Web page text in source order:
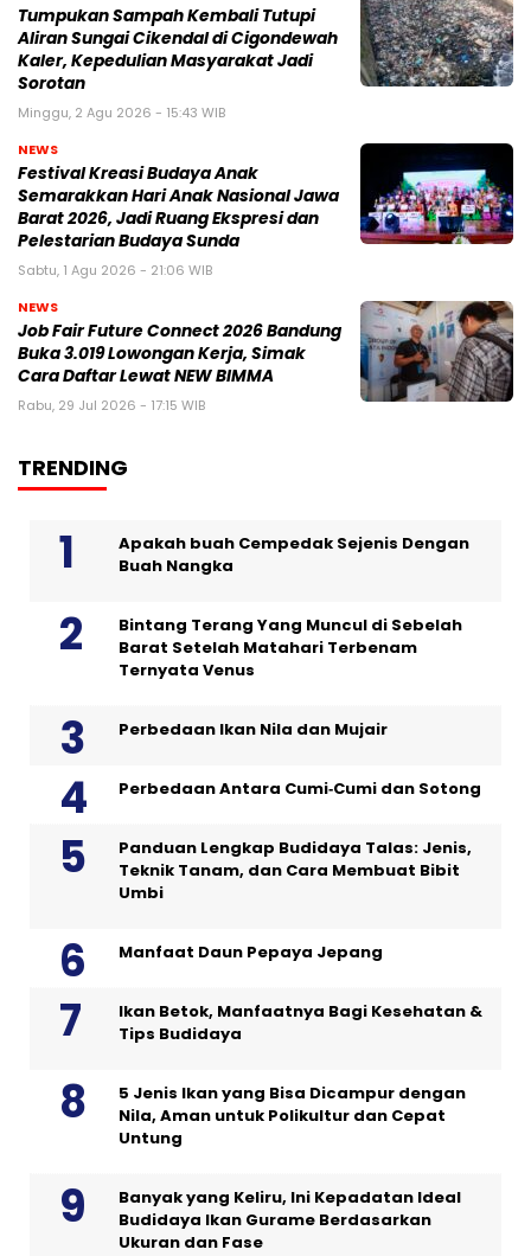
Tumpukan Sampah Kembali Tutupi
Aliran Sungai Cikendal di Cigondewah
Kaler, Kepedulian Masyarakat Jadi
Sorotan
Minggu, 2 Agu 2026 - 15:43 WIB
NEWS
Festival Kreasi Budaya Anak
Semarakkan Hari Anak Nasional Jawa
Barat 2026, Jadi Ruang Ekspresi dan
Pelestarian Budaya Sunda
Sabtu, 1 Agu 2026 - 21:06 WIB
NEWS
Job Fair Future Connect 2026 Bandung
Buka 3.019 Lowongan Kerja, Simak
Cara Daftar Lewat NEW BIMMA
Rabu, 29 Jul 2026 - 17:15 WIB
TRENDING
Apakah buah Cempedak Sejenis Dengan
Buah Nangka
Bintang Terang Yang Muncul di Sebelah
Barat Setelah Matahari Terbenam
Ternyata Venus
Perbedaan Ikan Nila dan Mujair
Perbedaan Antara Cumi‑Cumi dan Sotong
Panduan Lengkap Budidaya Talas: Jenis,
Teknik Tanam, dan Cara Membuat Bibit
Umbi
Manfaat Daun Pepaya Jepang
Ikan Betok, Manfaatnya Bagi Kesehatan &
Tips Budidaya
5 Jenis Ikan yang Bisa Dicampur dengan
Nila, Aman untuk Polikultur dan Cepat
Untung
Banyak yang Keliru, Ini Kepadatan Ideal
Budidaya Ikan Gurame Berdasarkan
Ukuran dan Fase